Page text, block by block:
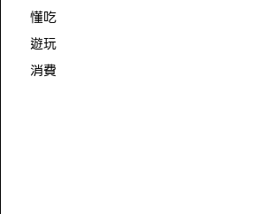
懂吃
遊玩
消費